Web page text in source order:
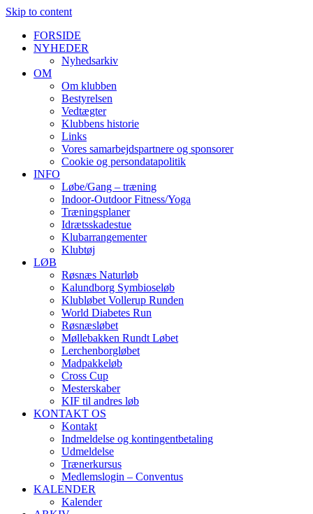
Skip to content
FORSIDE
NYHEDER
Nyhedsarkiv
OM
Om klubben
Bestyrelsen
Vedtægter
Klubbens historie
Links
Vores samarbejdspartnere og sponsorer
Cookie og persondatapolitik
INFO
Løbe/Gang – træning
Indoor-Outdoor Fitness/Yoga
Træningsplaner
Idrætsskadestue
Klubarrangementer
Klubtøj
LØB
Røsnæs Naturløb
Kalundborg Symbioseløb
Klubløbet Vollerup Runden
World Diabetes Run
Røsnæsløbet
Møllebakken Rundt Løbet
Lerchenborgløbet
Madpakkeløb
Cross Cup
Mesterskaber
KIF til andres løb
KONTAKT OS
Kontakt
Indmeldelse og kontingentbetaling
Udmeldelse
Trænerkursus
Medlemslogin – Conventus
KALENDER
Kalender